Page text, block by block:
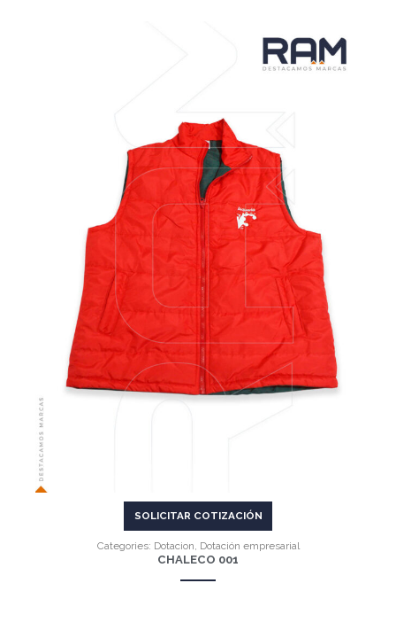
VER MÁS
SOLICITAR COTIZACIÓN
Categories: Dotacion, Dotación empresarial
CHALECO 001